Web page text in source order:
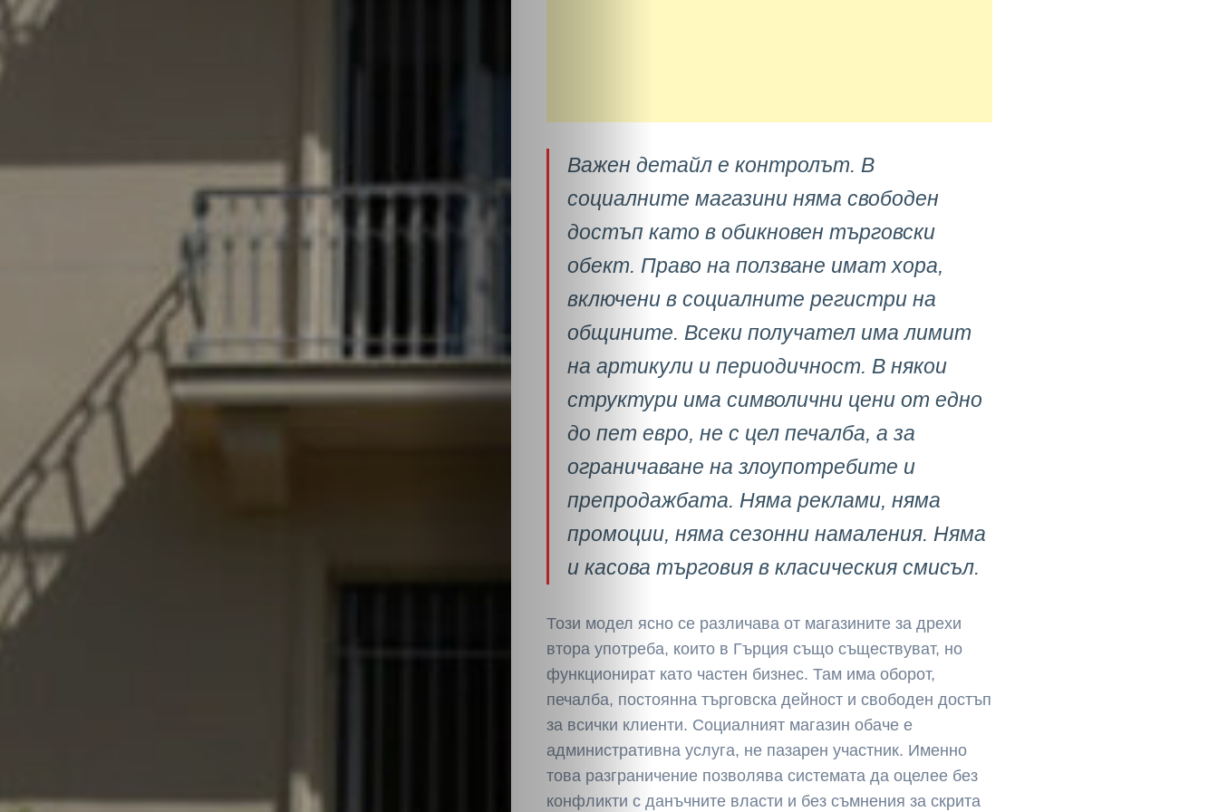
Важен детайл е контролът. В
социалните магазини няма свободен
достъп като в обикновен търговски
обект. Право на ползване имат хора,
включени в социалните регистри на
общините. Всеки получател има лимит
на артикули и периодичност. В някои
структури има символични цени от едно
до пет евро, не с цел печалба, а за
ограничаване на злоупотребите и
препродажбата. Няма реклами, няма
промоции, няма сезонни намаления. Няма
и касова търговия в класическия смисъл.
Този модел ясно се различава от магазините за дрехи
втора употреба, които в Гърция също съществуват, но
функционират като частен бизнес. Там има оборот,
печалба, постоянна търговска дейност и свободен достъп
за всички клиенти. Социалният магазин обаче е
административна услуга, не пазарен участник. Именно
това разграничение позволява системата да оцелее без
конфликти с данъчните власти и без съмнения за скрита